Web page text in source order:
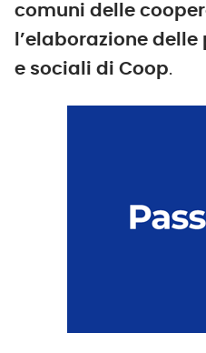
comuni delle
l’elaborazione
e sociali di Coop.